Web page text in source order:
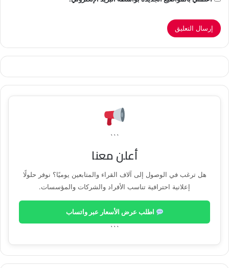
```
أعلن معنا
هل ترغب في الوصول إلى آلاف القراء والمتابعين يوميًا؟ نوفر حلولًا
إعلانية احترافية تناسب الأفراد والشركات والمؤسسات.
اطلب عرض الأسعار عبر واتساب
```